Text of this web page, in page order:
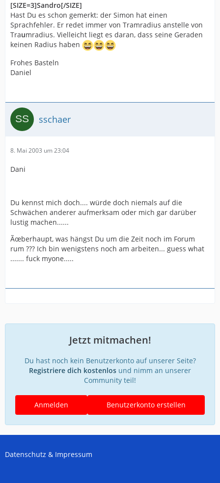
[SIZE=3]Sandro[/SIZE]
Hast Du es schon gemerkt: der Simon hat einen
Sprachfehler. Er redet immer von Tramradius anstelle von
Traumradius. Vielleicht liegt es daran, dass seine Geraden
keinen Radius haben
Frohes Basteln
Daniel
sschaer
8. Mai 2003 um 23:04
Dani
Du kennst mich doch.... würde doch niemals auf die
Schwächen anderer aufmerksam oder mich gar darüber
lustig machen......
Ãœberhaupt, was hängst Du um die Zeit noch im Forum
rum ??? Ich bin wenigstens noch am arbeiten... guess what
....... fuck myone.....
Jetzt mitmachen!
Du hast noch kein Benutzerkonto auf unserer Seite?
Registriere dich kostenlos und nimm an unserer
Community teil!
Benutzerkonto erstellen
Anmelden
Datenschutz & Impressum